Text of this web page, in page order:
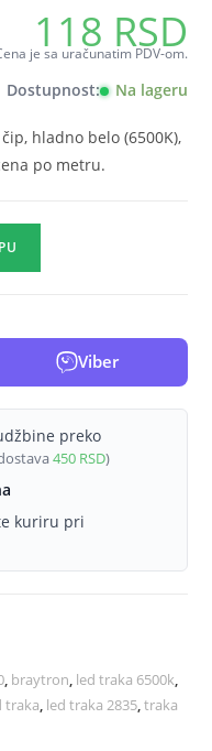
118 RSD
je sa uračunatim PDV-om.
Dostupnost: Na lageru
hladno belo (6500K),
po metru.
Viber
preko
450 RSD)
kuriru pri
braytron led traka 6500k
traka led traka 2835 ,traka